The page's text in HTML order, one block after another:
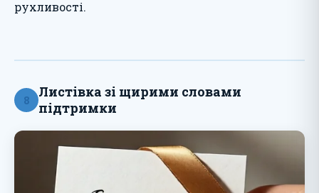
рухливості.
8
Листівка зі щирими словами
підтримки